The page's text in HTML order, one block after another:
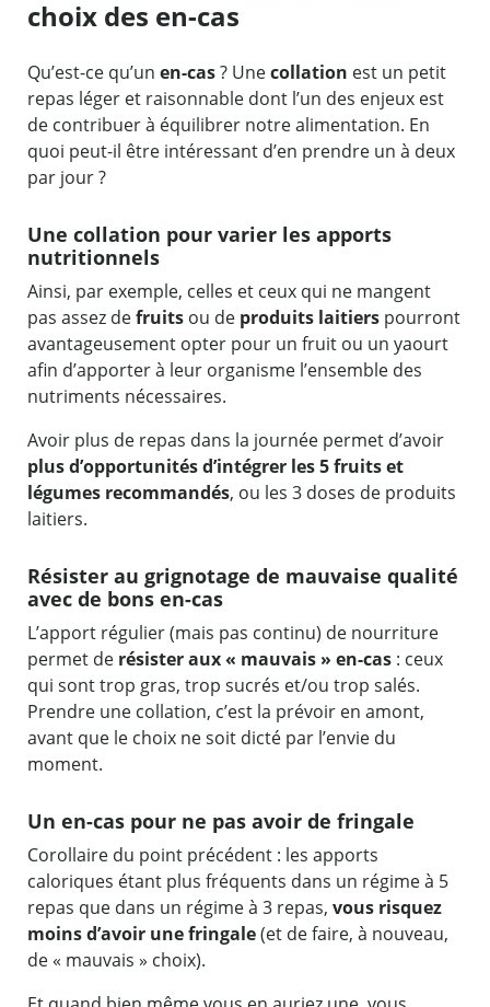
choix des en-cas
Qu’est-ce qu’un en-cas? Unecollation est un petit
repas léger et raisonnable dont l’un des enjeux est
de contribuer à équilibrer notre alimentation. En
quoi peut-il être intéressant d’en prendre un à deux
par jour ?
Une collation pour varier les apports
nutritionnels
Ainsi, par exemple, celles et ceux qui ne mangent
pas assez defruits ou de produits laitiers pourront
avantageusement opter pour un fruit ou un yaourt
afin d’apporter à leur organisme l’ensemble des
nutriments nécessaires.
Avoir plus de repas dans la journée permet d’avoir
plus d’opportunités d’intégrer les 5 fruits et
légumes recommandés, ou les 3 doses de produits
laitiers.
Résister au grignotage de mauvaise qualité
avec de bons en-cas
L’apport régulier (mais pas continu) de nourriture
permet de résister aux « mauvais » en-cas : ceux
qui sont trop gras, trop sucrés et/ou trop salés.
Prendre une collation, c’est la prévoir en amont,
avant que le choix ne soit dicté par l’envie du
moment.
Un en-cas pour ne pas avoir de fringale
Corollaire du point précédent : les apports
caloriques étant plus fréquents dans un régime à 5
repas que dans un régime à 3 repas, vous risquez
moins d’avoir une fringale(et de faire, à nouveau,
de « mauvais » choix).